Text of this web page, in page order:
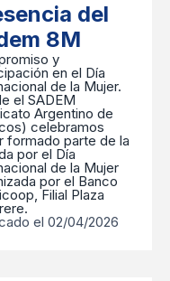
del
8M
y
en el Día
de la Mujer.
el SADEM
Argentino de
celebramos
formado parte de la
por el Día
de la Mujer
por el Banco
Filial Plaza
el 02/04/2026